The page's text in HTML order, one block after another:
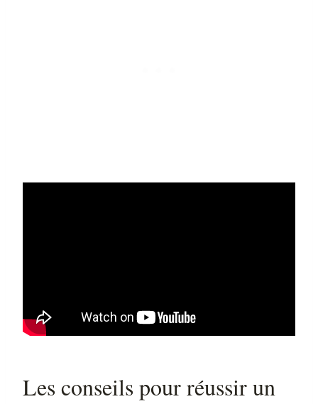
Les conseils pour réussir un